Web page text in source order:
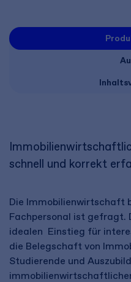
schnell und korrekt
Die Immobilienwirtschaft
Fachpersonal ist gefragt.
idealen Einstieg für
die Belegschaft von
Studierende und